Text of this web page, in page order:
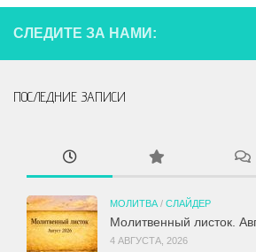
СЛЕДИТЕ ЗА НАМИ:
ПОСЛЕДНИЕ ЗАПИСИ
МОЛИТВА / СЛАЙДЕР
Молитвенный листок.
4 АВГУСТА, 2026